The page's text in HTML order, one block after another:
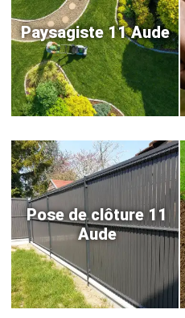
Paysagiste 11 Aude
Pose de clôture 11
Aude